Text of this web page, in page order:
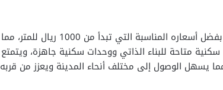
يقع هذا المخطط شرق الرياض ويشهد إقبالاً متزايدًا بفضل أسعاره المناسبة التي تبدأ من 1000 ريال للمتر، مما
متاحة للبناء الذاتي ووحدات سكنية جاهزة، ويتمتع
يسهل الوصول إلى مختلف أنحاء المدينة ويعزز من قربه